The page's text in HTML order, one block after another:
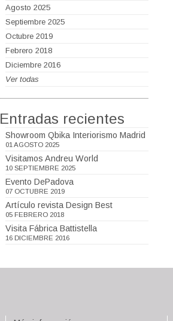
Agosto 2025
Septiembre 2025
Octubre 2019
Febrero 2018
Diciembre 2016
Ver todas
Entradas recientes
Showroom Qbika Interiorismo Madrid
01 AGOSTO 2025
Visitamos Andreu World
10 SEPTIEMBRE 2025
Evento DePadova
07 OCTUBRE 2019
Artículo revista Design Best
05 FEBRERO 2018
Visita Fábrica Battistella
16 DICIEMBRE 2016